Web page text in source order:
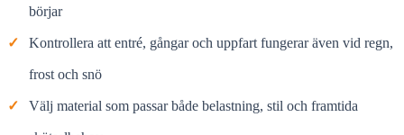
börjar
✓ Kontrollera att entré, gångar och uppfart fungerar även vid regn,
frost och snö
✓ Välj material som passar både belastning, stil och framtida